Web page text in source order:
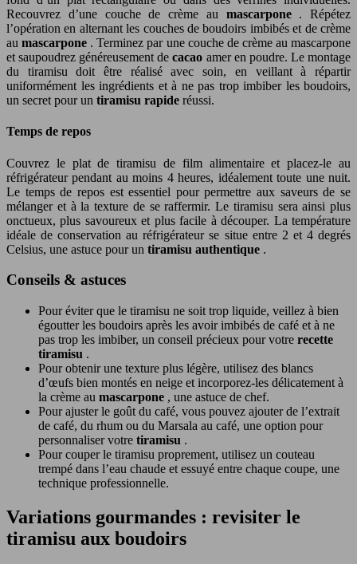
Recouvrez d’une couche de crème au mascarpone . Répétez
l’opération en alternant les couches de boudoirs imbibés et de crème
aumascarpone . Terminez par une couche de crème au mascarpone
et saupoudrez généreusement decacao amer en poudre. Le montage
du tiramisu doit être réalisé avec soin, en veillant à répartir
uniformément les ingrédients et à ne pas trop imbiber les boudoirs,
un secret pour un tiramisu rapide réussi.
Temps de repos
Couvrez le plat de tiramisu de film alimentaire et placez-le au
réfrigérateur pendant au moins 4 heures, idéalement toute une nuit.
Le temps de repos est essentiel pour permettre aux saveurs de se
mélanger et à la texture de se raffermir. Le tiramisu sera ainsi plus
onctueux, plus savoureux et plus facile à découper. La température
idéale de conservation au réfrigérateur se situe entre 2 et 4 degrés
Celsius, une astuce pour un tiramisu authentique .
Conseils & astuces
Pour éviter que le tiramisu ne soit trop liquide, veillez à bien
égoutter les boudoirs après les avoir imbibés de café et à ne
pas trop les imbiber, un conseil précieux pour votre recette
tiramisu .
Pour obtenir une texture plus légère, utilisez des blancs
d’œufs bien montés en neige et incorporez-les délicatement à
la crème au mascarpone , une astuce de chef.
Pour ajuster le goût du café, vous pouvez ajouter de l’extrait
de café, du rhum ou du Marsala au café, une option pour
personnaliser votre tiramisu .
Pour couper le tiramisu proprement, utilisez un couteau
trempé dans l’eau chaude et essuyé entre chaque coupe, une
technique professionnelle.
Variations gourmandes : revisiter le
tiramisu aux boudoirs